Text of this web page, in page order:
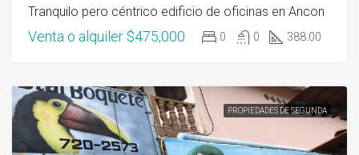
Tranquilo pero céntrico edificio de oficinas en Ancon
Venta o alquiler $475,000 0 0 388.00
PROPIEDADES DE SEGUNDA